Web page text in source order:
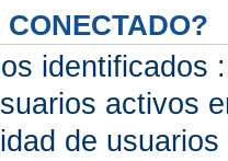
identificados
activos
de